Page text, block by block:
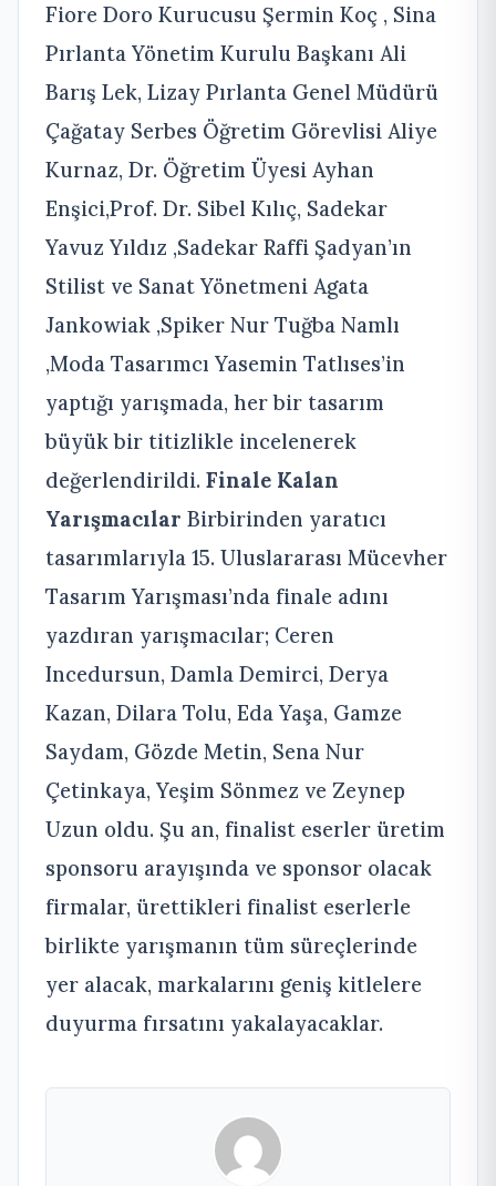
Fiore Doro Kurucusu Şermin Koç , Sina
Pırlanta Yönetim Kurulu Başkanı Ali
Barış Lek, Lizay Pırlanta Genel Müdürü
Çağatay Serbes Öğretim Görevlisi Aliye
Kurnaz, Dr. Öğretim Üyesi Ayhan
Enşici,Prof. Dr. Sibel Kılıç, Sadekar
Yavuz Yıldız ,Sadekar Raffi Şadyan’ın
Stilist ve Sanat Yönetmeni Agata
Jankowiak ,Spiker Nur Tuğba Namlı
,Moda Tasarımcı Yasemin Tatlıses’in
yaptığı yarışmada, her bir tasarım
büyük bir titizlikle incelenerek
değerlendirildi. Finale Kalan
Yarışmacılar Birbirinden yaratıcı
tasarımlarıyla 15. Uluslararası Mücevher
Tasarım Yarışması’nda finale adını
yazdıran yarışmacılar; Ceren
Incedursun, Damla Demirci, Derya
Kazan, Dilara Tolu, Eda Yaşa, Gamze
Saydam, Gözde Metin, Sena Nur
Çetinkaya, Yeşim Sönmez ve Zeynep
Uzun oldu. Şu an, finalist eserler üretim
sponsoru arayışında ve sponsor olacak
firmalar, ürettikleri finalist eserlerle
birlikte yarışmanın tüm süreçlerinde
yer alacak, markalarını geniş kitlelere
duyurma fırsatını yakalayacaklar.